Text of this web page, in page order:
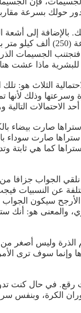
حولك بسرعة
بالإضافة إلى
تصاعدي، وصولا إلى سرعة
الجسيمات
للبشرية ماذا عشت
الثلاث هو:
وذلك لأنها
الاحتمالات التالية
صارت بيضاء
صارت سوداء
كما هي ثابتة
الجواب جزافا من
عن النسبيات
سيكون
والمعنى هو:
وليس أصغر
وإنما سوف ترى
في حال كنت
الكرة، وبنفس